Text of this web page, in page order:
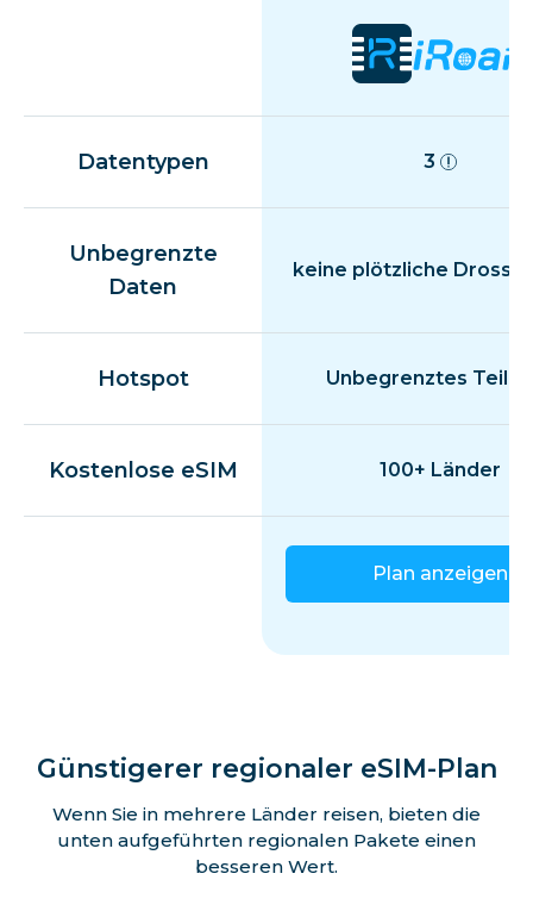
Datentypen 3
Unbegrenzte
Daten
keine plötzliche
Hotspot Unbegrenztes Teilen
Kostenlose eSIM 100+ Länder
Plan anzeigen
Günstigerer regionaler eSIM-Plan
Wenn Sie in mehrere Länder reisen, bieten die
unten aufgeführten regionalen Pakete einen
besseren Wert.